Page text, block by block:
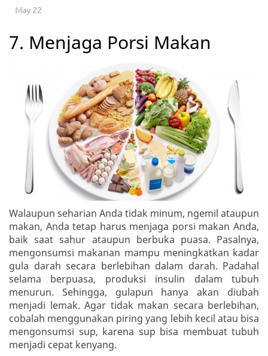
May 22
7. Menjaga Porsi Makan
Walaupun seharian Anda tidak minum, ngemil ataupun
makan, Anda tetap harus menjaga porsi makan Anda,
baik saat sahur ataupun berbuka puasa. Pasalnya,
mengonsumsi makanan mampu meningkatkan kadar
gula darah secara berlebihan dalam darah. Padahal
selama berpuasa, produksi insulin dalam tubuh
menurun. Sehingga, gulapun hanya akan diubah
menjadi lemak. Agar tidak makan secara berlebihan,
cobalah menggunakan piring yang lebih kecil atau bisa
mengonsumsi sup, karena sup bisa membuat tubuh
menjadi cepat kenyang.